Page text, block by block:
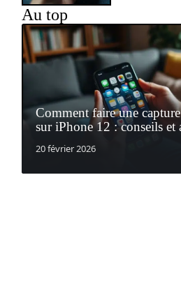
Au top
Comment faire une capture
sur iPhone 12 : conseils et
20 février 2026